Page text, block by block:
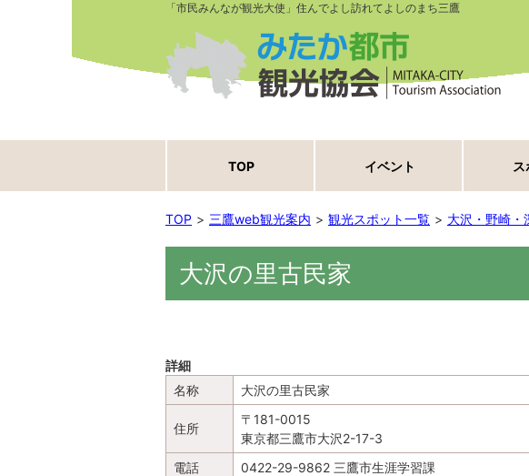
「市民みんなが観光大使」住んでよし訪れてよしのまち三鷹
TOP イベント ス
TOP 三鷹web観光案内 観光スポット一覧 大沢・野崎・
大沢の里古民家
詳細
名称
大沢の里古民家
住所
〒181-0015
東京都三鷹市大沢2-17-3
電話
0422-29-9862 三鷹市生涯学習課